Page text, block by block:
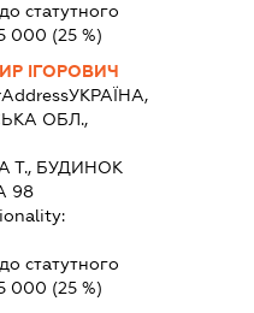
статутного
000 (25 %)
ІГОРОВИЧ
УКРАЇНА,
ОБЛ.,
Т., БУДИНОК
98
статутного
000 (25 %)